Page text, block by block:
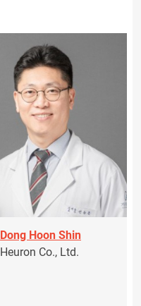
Dong Hoon Shin
Heuron Co., Ltd.